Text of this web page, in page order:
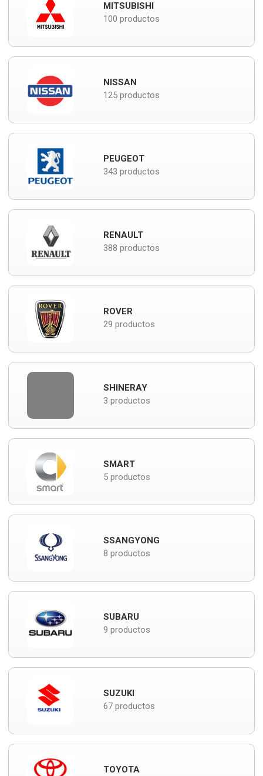
MITSUBISHI
100 productos
NISSAN
125 productos
PEUGEOT
343 productos
RENAULT
388 productos
ROVER
29 productos
SHINERAY
3 productos
SMART
5 productos
SSANGYONG
8 productos
SUBARU
9 productos
SUZUKI
67 productos
TOYOTA